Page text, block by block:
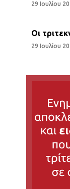
29 Ιουλίου
Οι
29 Ιουλίου